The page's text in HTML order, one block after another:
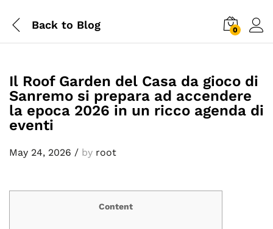
Back to Blog 0
Il Roof Garden del Casa da gioco di
Sanremo si prepara ad accendere
la epoca 2026 in un ricco agenda di
eventi
May 24, 2026 / by root
Content